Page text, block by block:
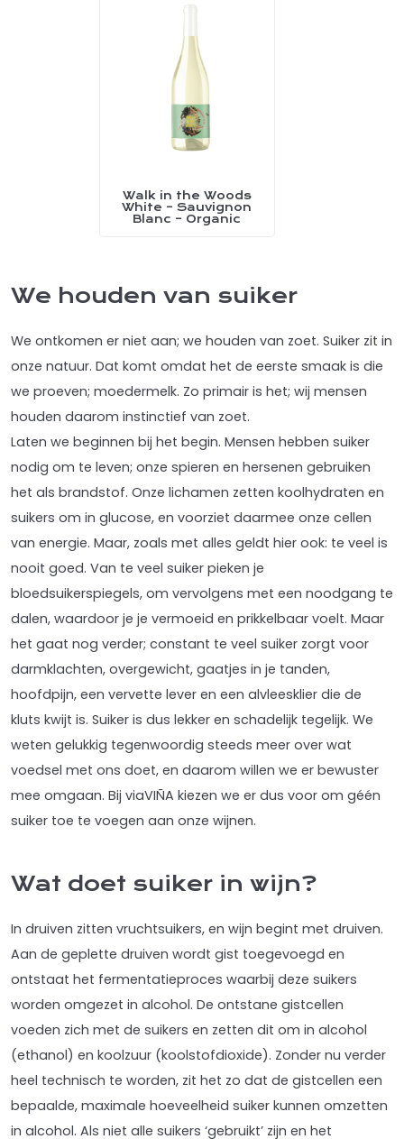
on
the
Walk in the Woods
White – Sauvignon
Blanc – Organic
This
product
variants.
page
We houden van suiker
We ontkomen er niet aan; we houden van zoet. Suiker zit in
onze natuur. Dat komt omdat het de eerste smaak is die
we proeven; moedermelk. Zo primair is het; wij mensen
houden daarom instinctief van zoet.
Laten we beginnen bij het begin. Mensen hebben suiker
nodig om te leven; onze spieren en hersenen gebruiken
het als brandstof. Onze lichamen zetten koolhydraten en
suikers om in glucose, en voorziet daarmee onze cellen
van energie. Maar, zoals met alles geldt hier ook: te veel is
nooit goed. Van te veel suiker pieken je
bloedsuikerspiegels, om vervolgens met een noodgang te
dalen, waardoor je je vermoeid en prikkelbaar voelt. Maar
het gaat nog verder; constant te veel suiker zorgt voor
darmklachten, overgewicht, gaatjes in je tanden,
hoofdpijn, een vervette lever en een alvleesklier die de
kluts kwijt is. Suiker is dus lekker en schadelijk tegelijk. We
weten gelukkig tegenwoordig steeds meer over wat
voedsel met ons doet, en daarom willen we er bewuster
mee omgaan. Bij viaVIÑA kiezen we er dus voor om géén
suiker toe te voegen aan onze wijnen.
Wat doet suiker in wijn?
In druiven zitten vruchtsuikers, en wijn begint met druiven.
Aan de geplette druiven wordt gist toegevoegd en
ontstaat het fermentatieproces waarbij deze suikers
worden omgezet in alcohol. De ontstane gistcellen
voeden zich met de suikers en zetten dit om in alcohol
(ethanol) en koolzuur (koolstofdioxide). Zonder nu verder
heel technisch te worden, zit het zo dat de gistcellen een
bepaalde, maximale hoeveelheid suiker kunnen omzetten
in alcohol. Als niet alle suikers ‘gebruikt’ zijn en het